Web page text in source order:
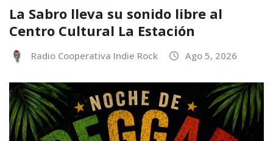
La Sabro lleva su sonido libre al
Centro Cultural La Estación
Radio Cooperativa Indie Rock Ago 5, 2026